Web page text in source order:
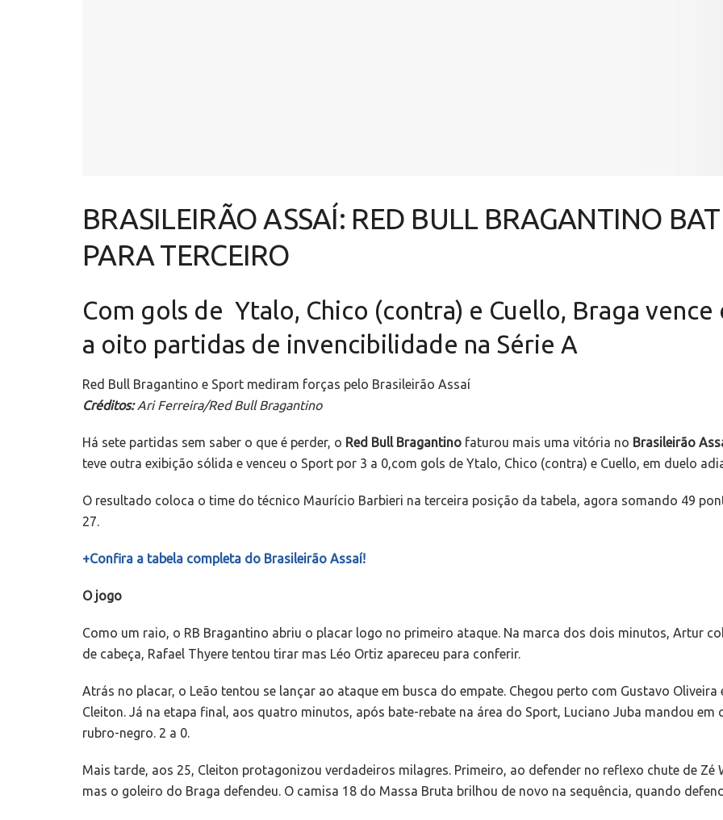
BRASILEIRÃO ASSAÍ: RED BULL BRAGANTINO
PARA TERCEIRO
Com gols de Ytalo, Chico (contra) e Cuello, Braga vence
a oito partidas de invencibilidade na Série A
Red Bull Bragantino e Sport mediram forças pelo Brasileirão Assaí
Créditos:Ari Ferreira/Red Bull Bragantino
Há sete partidas sem saber o que é perder, o Red Bull Bragantino faturou mais uma vitória no Brasileirão
teve outra exibição sólida e venceu o Sport por 3 a 0,com gols de Ytalo, Chico (contra) e Cuello, em duelo
O resultado coloca o time do técnico Maurício Barbieri na terceira posição da tabela, agora somando 49
27.
+Confira a tabela completa do Brasileirão Assaí!
O jogo
Como um raio, o RB Bragantino abriu o placar logo no primeiro ataque. Na marca dos dois minutos, Artur
de cabeça, Rafael Thyere tentou tirar mas Léo Ortiz apareceu para conferir.
Atrás no placar, o Leão tentou se lançar ao ataque em busca do empate. Chegou perto com Gustavo
Cleiton. Já na etapa final, aos quatro minutos, após bate-rebate na área do Sport, Luciano Juba mandou
rubro-negro. 2 a 0.
Mais tarde, aos 25, Cleiton protagonizou verdadeiros milagres. Primeiro, ao defender no reflexo chute de
mas o goleiro do Braga defendeu. O camisa 18 do Massa Bruta brilhou de novo na sequência, quando